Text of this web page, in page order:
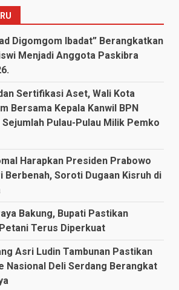
Digomgom Ibadat” Berangkatkan
Menjadi Anggota Paskibra
Sertifikasi Aset, Wali Kota
Bersama Kepala Kanwil BPN
Pulau-Pulau Milik Pemko
Harapkan Presiden Prabowo
Berbenah, Soroti Dugaan Kisruh di
Bakung, Bupati Pastikan
Terus Diperkuat
Asri Ludin Tambunan Pastikan
Nasional Deli Serdang Berangkat